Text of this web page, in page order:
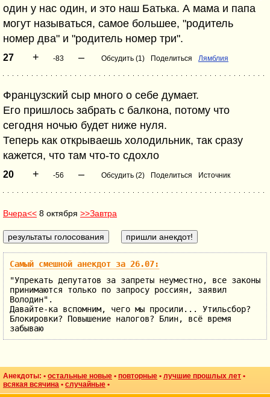
один у нас один, и это наш Батька. А мама и папа
могут называться, самое большее, "родитель
номер два" и "родитель номер три".
27 + -83 – Обсудить (1) Поделиться Лямблия
Французский сыр много о себе думает.
Его пришлось забрать с балкона, потому что
сегодня ночью будет ниже нуля.
Теперь как открываешь холодильник, так сразу
кажется, что там что-то сдохло
20 + -56 – Обсудить (2) Поделиться Источник
Вчера<< 8 октября >>Завтра
Самый смешной анекдот за 26.07:
"Упрекать депутатов за запреты неуместно, все законы
принимаются только по запросу россиян, заявил
Володин".
Давайте-ка вспомним, чего мы просили... Утильсбор?
Блокировки? Повышение налогов? Блин, всё время
забываю
Анекдоты: • остальные новые • повторные • лучшие прошлых лет •
всякая всячина • случайные •